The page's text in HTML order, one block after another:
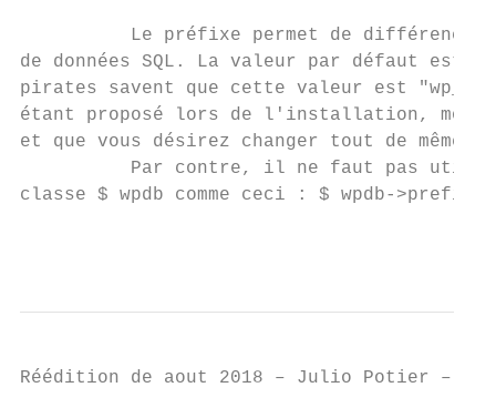
Le préfixe permet de
de données SQL. La valeur par défaut
pirates savent que cette valeur est
étant proposé lors de l'installation,
et que vous désirez changer tout de
Par contre, il ne faut pas
classe $​ wpdb​ comme ceci : $​ wpdb->prefix​.
Réédition de aout 2018 – Julio Potier –